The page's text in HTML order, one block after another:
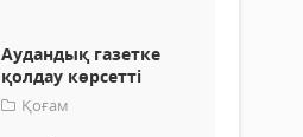
Аудандық газетке
қолдау көрсетті
Қоғам